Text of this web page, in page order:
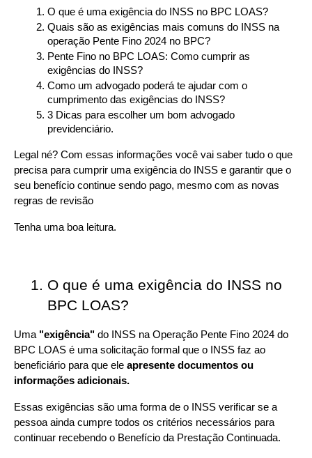
O que é uma exigência do INSS no BPC LOAS?
Quais são as exigências mais comuns do INSS na
operação Pente Fino 2024 no BPC?
Pente Fino no BPC LOAS: Como cumprir as
exigências do INSS?
Como um advogado poderá te ajudar com o
cumprimento das exigências do INSS?
3 Dicas para escolher um bom advogado
previdenciário.
Legal né? Com essas informações você vai saber tudo o que
precisa para cumprir uma exigência do INSS e garantir que o
seu benefício continue sendo pago, mesmo com as novas
regras de revisão
Tenha uma boa leitura.
O que é uma exigência do INSS no
BPC LOAS?
Uma "exigência" do INSS na Operação Pente Fino 2024 do
BPC LOAS é uma solicitação formal que o INSS faz ao
beneficiário para que ele apresente documentos ou
informações adicionais.
Essas exigências são uma forma de o INSS verificar se a
pessoa ainda cumpre todos os critérios necessários para
continuar recebendo o Benefício da Prestação Continuada.